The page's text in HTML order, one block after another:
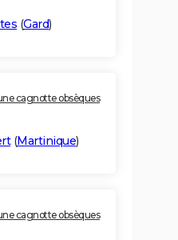
(Gard)
cagnotte obsèques
(Martinique)
cagnotte obsèques